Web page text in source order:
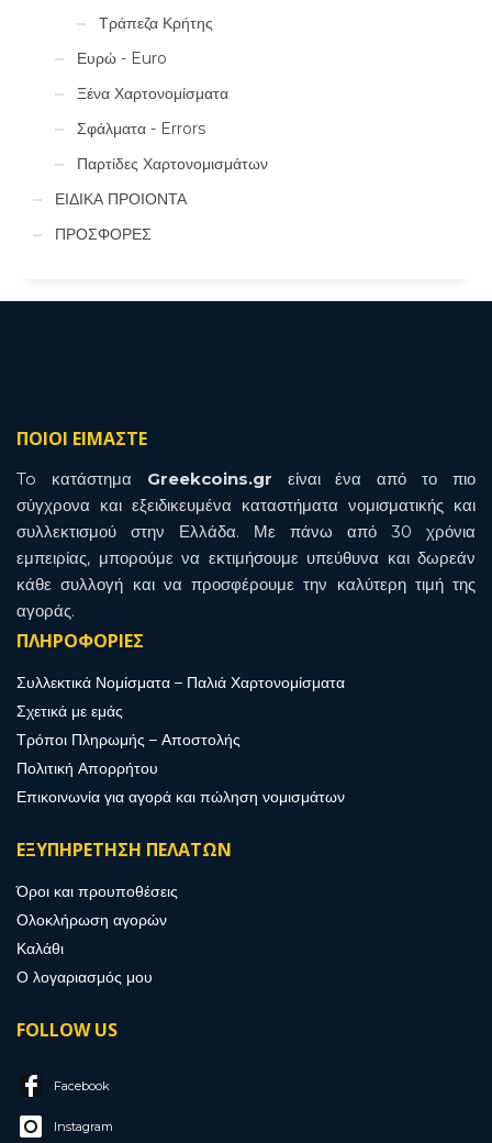
Τράπεζα Κρήτης
Ευρώ - Euro
Ξένα Χαρτονομίσματα
Σφάλματα - Errors
Παρτίδες Χαρτονομισμάτων
ΕΙΔΙΚΑ ΠΡΟΙΟΝΤΑ
ΠΡΟΣΦΟΡΕΣ
ΠΟΙΟΙ ΕΙΜΑΣΤΕ
To κατάστημα Greekcoins.gr είναι ένα από το πιο
σύγχρονα και εξειδικευμένα καταστήματα νομισματικής και
συλλεκτισμού στην Ελλάδα. Με πάνω από 30 χρόνια
εμπειρίας, μπορούμε να εκτιμήσουμε υπεύθυνα και δωρεάν
κάθε συλλογή και να προσφέρουμε την καλύτερη τιμή της
αγοράς.
ΠΛΗΡΟΦΟΡΙΕΣ
Συλλεκτικά Νομίσματα – Παλιά Χαρτονομίσματα
Σχετικά με εμάς
Τρόποι Πληρωμής – Αποστολής
Πολιτική Απορρήτου
Επικοινωνία για αγορά και πώληση νομισμάτων
ΕΞΥΠΗΡΕΤΗΣΗ ΠΕΛΑΤΩΝ
Όροι και προυποθέσεις
Ολοκλήρωση αγορών
Καλάθι
Ο λογαριασμός μου
FOLLOW US
Facebook
Instagram